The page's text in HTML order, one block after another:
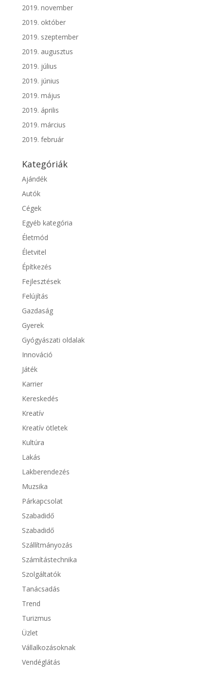
2019. november
2019. október
2019. szeptember
2019. augusztus
2019. július
2019. június
2019. május
2019. április
2019. március
2019. február
Kategóriák
Ajándék
Autók
Cégek
Egyéb kategória
Életmód
Életvitel
Építkezés
Fejlesztések
Felújítás
Gazdaság
Gyerek
Gyógyászati oldalak
Innováció
Játék
Karrier
Kereskedés
Kreatív
Kreatív ötletek
Kultúra
Lakás
Lakberendezés
Muzsika
Párkapcsolat
Szabadidő
Szabadidő
Szállítmányozás
Számítástechnika
Szolgáltatók
Tanácsadás
Trend
Turizmus
Üzlet
Vállalkozásoknak
Vendéglátás